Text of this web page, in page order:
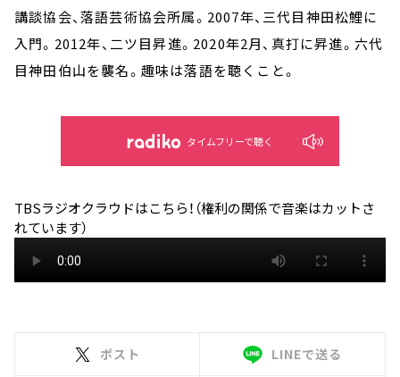
講談協会、落語芸術協会所属。2007年、三代目神田松鯉に
入門。2012年、二ツ目昇進。2020年2月、真打に昇進。六代
目神田伯山を襲名。趣味は落語を聴くこと。
タイムフリーで聴く
TBSラジオクラウドはこちら！（権利の関係で音楽はカットさ
れています）
ポスト LINEで送る